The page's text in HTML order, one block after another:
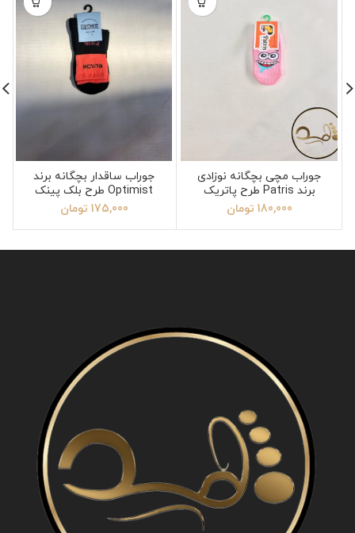
جوراب مچی بچگانه نوزادی
برند Patris طرح پاتریک
180,000 تومان
جوراب ساقدار بچگانه برند
Optimist طرح بلک پینک
سایز 6
175,000 تومان